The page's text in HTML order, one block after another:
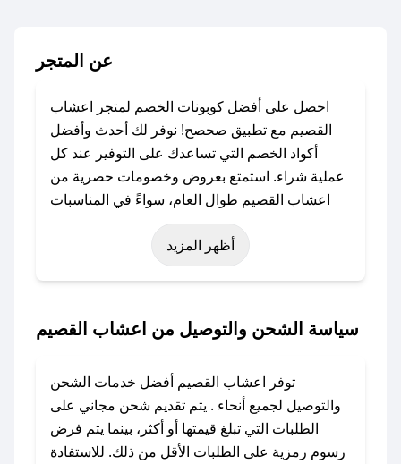
عن المتجر
احصل على أفضل كوبونات الخصم لمتجر اعشاب
القصيم مع تطبيق صحصح! نوفر لك أحدث وأفضل
أكواد الخصم التي تساعدك على التوفير عند كل
عملية شراء. استمتع بعروض وخصومات حصرية من
اعشاب القصيم طوال العام، سواءً في المناسبات
مثل عيد الفطر، عيد الأضحى، الجمعة البيضاء (شهر
نوفمبر)، رمضان، اليوم الوطني، يوم التأسيس، أو
حتى عروض خاصة أخرى.
القصيم؟
كود خصم اعشاب القصيم. وفي حال عدم توفر
الكوبون، تواصل معنا عبر تويتر أو البريد الإلكتروني
لإضافته بسرعة.
أظهر المزيد
سياسة الشحن والتوصيل من اعشاب القصيم
توفر اعشاب القصيم أفضل خدمات الشحن
والتوصيل لجميع أنحاء . يتم تقديم شحن مجاني على
الطلبات التي تبلغ قيمتها أو أكثر، بينما يتم فرض
رسوم رمزية على الطلبات الأقل من ذلك. للاستفادة